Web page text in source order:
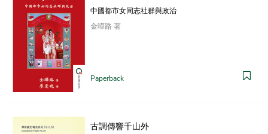
中國都市女同志社群與政治
金曄路 著
Paperback
古調傳響千山外